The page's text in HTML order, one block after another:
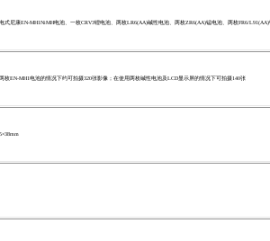
式尼康EN-MH1NiMH电池、一枚CRV3锂电池、两枚LR6(AA)碱性电池、两枚ZR6(AA)锰电池、两枚FR6/
枚EN-MH1电池的情况下约可拍摄320张影像；在使用两枚碱性电池及LCD显示屏的情况下可拍摄140张